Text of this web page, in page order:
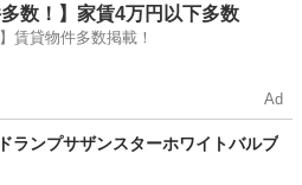
タイヤ、ホイール
多数！】家賃4万円以下多数
賃貸物件多数掲載！
Ad
ランプサザンスターホワイトバルブ